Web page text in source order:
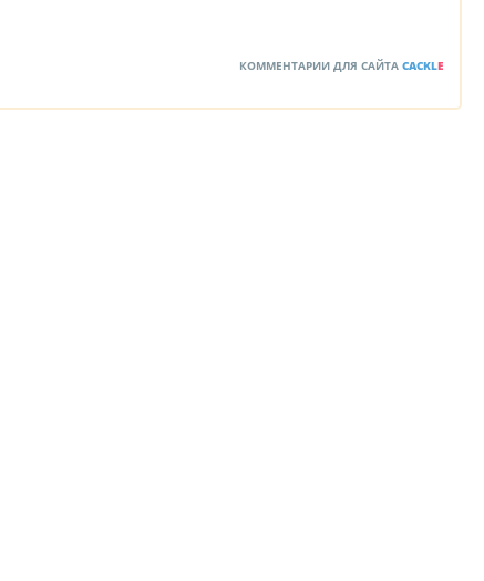
КОММЕНТАРИИ ДЛЯ САЙТА CACKLE